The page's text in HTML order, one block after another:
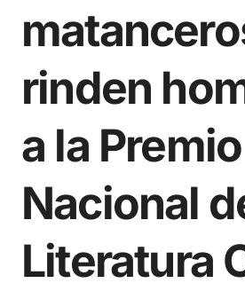
rinden
a la Premio
Nacional
Literatura